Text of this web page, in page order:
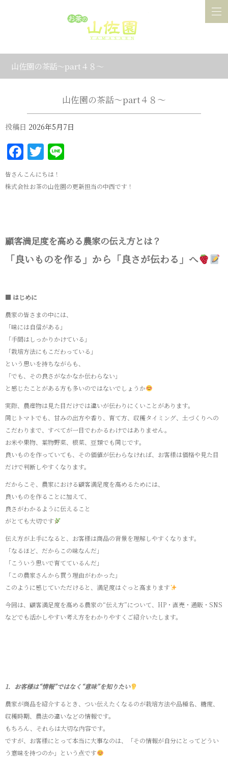
山佐園の茶話～part４８～
山佐園の茶話～part４８～
投稿日 2026年5月7日
Facebook
Twitter
皆さんこんにちは！
株式会社お茶の山佐園の更新担当の中西です！
顧客満足度を高める農家の伝え方とは？
「良いものを作る」から「良さが伝わる」へ
■ はじめに
農家の皆さまの中には、
「味には自信がある」
「手間はしっかりかけている」
「栽培方法にもこだわっている」
という思いを持ちながらも、
「でも、その良さがなかなか伝わらない」
と感じたことがある方も多いのではないでしょうか
実際、農産物は見た目だけでは違いが伝わりにくいことがあります。
同じトマトでも、甘みの出方や香り、育て方、収穫タイミング、土づくりへの
こだわりまで、すべてが一目でわかるわけではありません。
お米や果物、葉物野菜、根菜、豆類でも同じです。
良いものを作っていても、その価値が伝わらなければ、お客様は価格や見た目
だけで判断しやすくなります。
だからこそ、農家における顧客満足度を高めるためには、
良いものを作ることに加えて、
良さがわかるように伝えること
がとても大切です
伝え方が上手になると、お客様は商品の背景を理解しやすくなります。
「なるほど、だからこの味なんだ」
「こういう思いで育てているんだ」
「この農家さんから買う理由がわかった」
このように感じていただけると、満足度はぐっと高まります
今回は、顧客満足度を高める農家の“伝え方”について、HP・直売・通販・SNS
などでも活かしやすい考え方をわかりやすくご紹介いたします。
1．お客様は“情報”ではなく“意味”を知りたい
農家が商品を紹介するとき、つい伝えたくなるのが栽培方法や品種名、糖度、
収穫時期、農法の違いなどの情報です。
もちろん、それらは大切な内容です。
ですが、お客様にとって本当に大事なのは、「その情報が自分にとってどうい
う意味を持つのか」という点です